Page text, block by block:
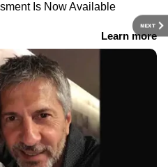
NEXT